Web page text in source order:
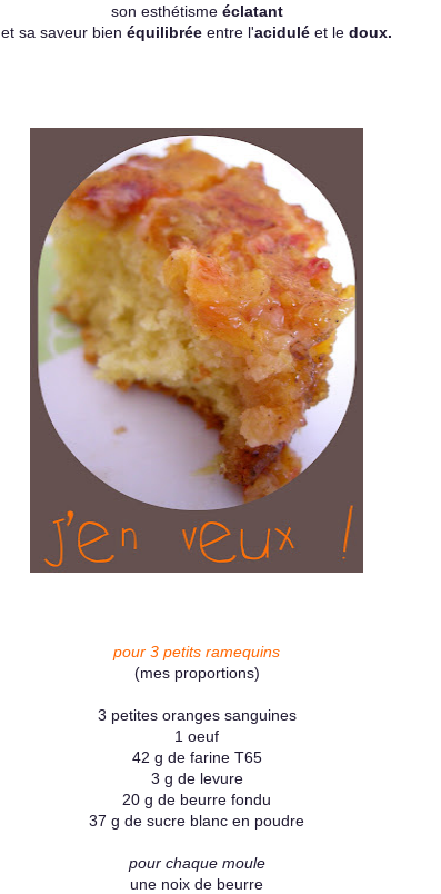
son esthétismeéclatant
et sa saveur bien équilibrée entre l'acidulé et le doux.
pour 3 petits ramequins
(mes proportions)
3 petites oranges sanguines
1 oeuf
42 g de farine T65
3 g de levure
20 g de beurre fondu
37 g de sucre blanc en poudre
pour chaque moule
une noix de beurre